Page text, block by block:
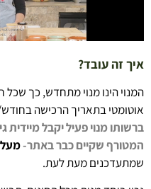
איך זה עובד?
המנוי הינו מנוי מתחדש, כך
אוטומטי בתאריך הרכישה
ברשותו מנוי פעיל יקבל
המטורףשקיים כבר באתר-מעל 250!מתכונים
שמתעדכנים מעת לעת.